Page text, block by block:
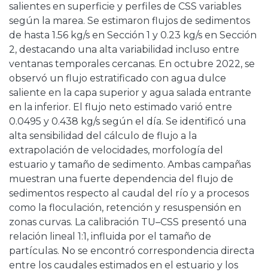
salientes en superficie y perfiles de CSS variables
según la marea. Se estimaron flujos de sedimentos
de hasta 1.56 kg/s en Sección 1 y 0.23 kg/s en Sección
2, destacando una alta variabilidad incluso entre
ventanas temporales cercanas. En octubre 2022, se
observó un flujo estratificado con agua dulce
saliente en la capa superior y agua salada entrante
en la inferior. El flujo neto estimado varió entre
0.0495 y 0.438 kg/s según el día. Se identificó una
alta sensibilidad del cálculo de flujo a la
extrapolación de velocidades, morfología del
estuario y tamaño de sedimento. Ambas campañas
muestran una fuerte dependencia del flujo de
sedimentos respecto al caudal del río y a procesos
como la floculación, retención y resuspensión en
zonas curvas. La calibración TU–CSS presentó una
relación lineal 1:1, influida por el tamaño de
partículas. No se encontró correspondencia directa
entre los caudales estimados en el estuario y los